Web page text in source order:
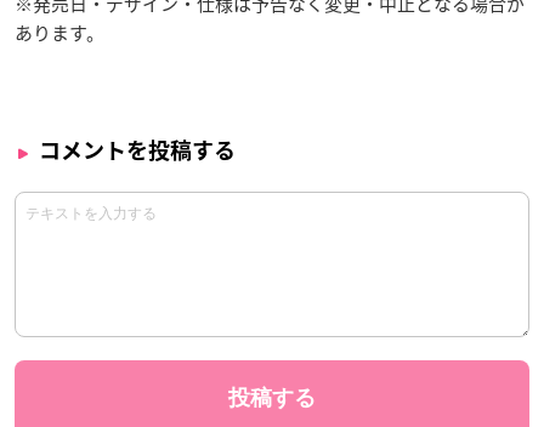
あります。
コメントを投稿する